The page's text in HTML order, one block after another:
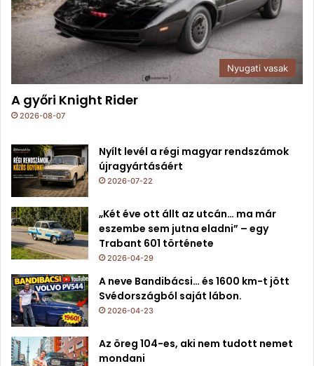
Nyugati vasak
A győri Knight Rider
2026-08-07
Nyílt levél a régi magyar rendszámok
újragyártásáért
2026-07-22
„Két éve ott állt az utcán… ma már
eszembe sem jutna eladni” – egy
Trabant 601 története
2026-04-29
A neve Bandibácsi… és 1600 km-t jött
Svédországból saját lábon.
2026-04-23
Az öreg 104-es, aki nem tudott nemet
mondani